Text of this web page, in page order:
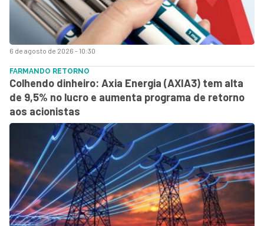
6 de agosto de 2026 - 10:30
FARMANDO RETORNO
Colhendo dinheiro: Axia Energia (AXIA3) tem alta
de 9,5% no lucro e aumenta programa de retorno
aos acionistas